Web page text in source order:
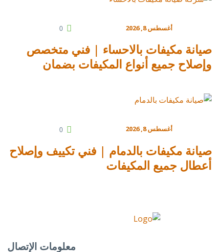
أغسطس 8, 2026 0
صيانة مكيفات بالاحساء | فني متخصص
وإصلاح جميع أنواع المكيفات بضمان
أغسطس 8, 2026 0
صيانة مكيفات بالدمام | فني تكييف وإصلاح
أعطال جميع المكيفات
معلومات الإتصال